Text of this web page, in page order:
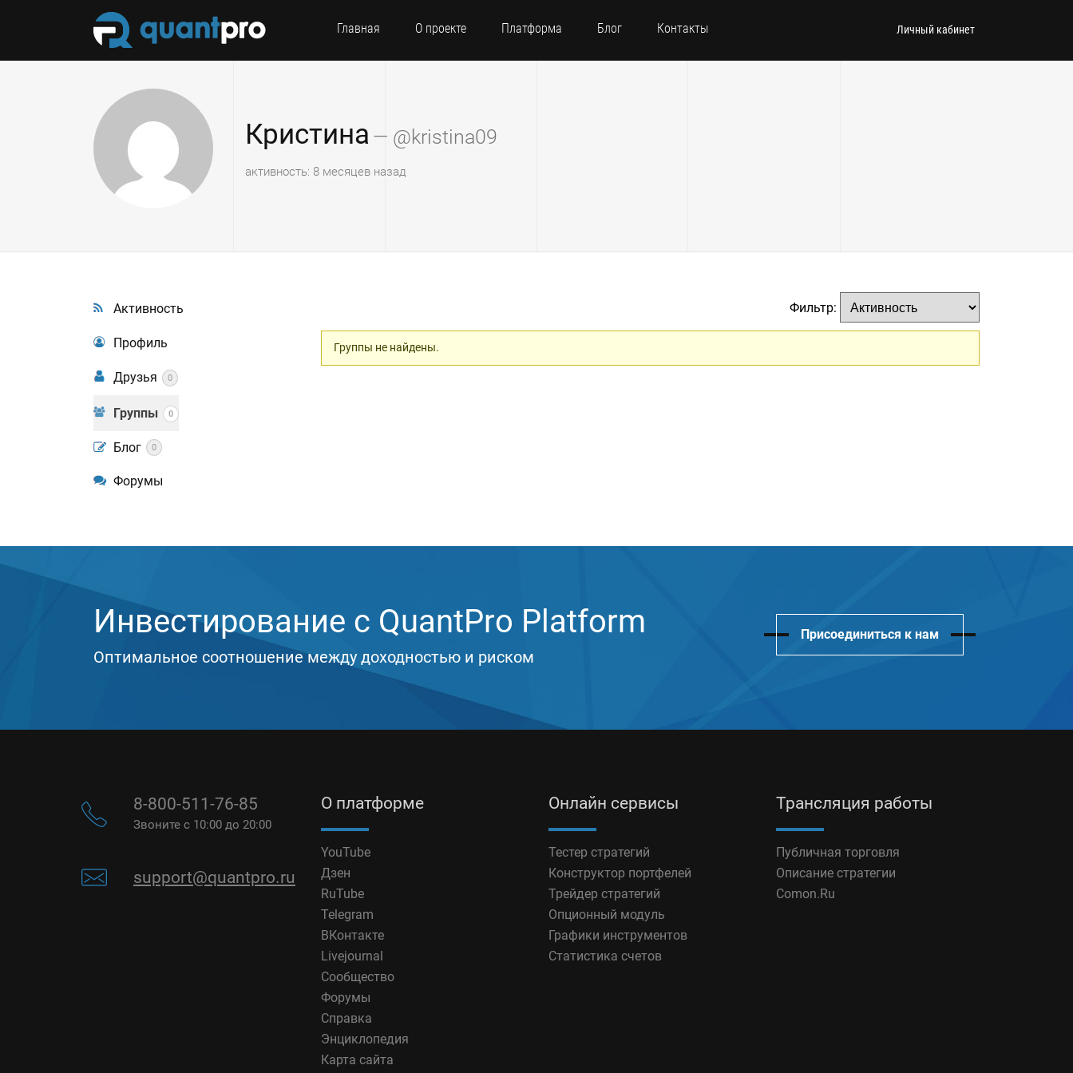
Главная О проекте Платформа Блог Контакты Личный кабинет
Кристина — @kristina09
активность: 8 месяцев назад
Активность
Профиль
Друзья 0
Группы 0
Блог 0
Форумы
Фильтр:
Группы не найдены.
Инвестирование с QuantPro Platform
Оптимальное соотношение между доходностью и риском
Присоединиться к нам
8-800-511-76-85
Звоните с 10:00 до 20:00
support@quantpro.ru
О платформе
YouTube
Дзен
RuTube
Telegram
ВКонтакте
Livejournal
Сообщество
Форумы
Справка
Энциклопедия
Карта сайта
Онлайн сервисы
Тестер стратегий
Конструктор портфелей
Трейдер стратегий
Опционный модуль
Графики инструментов
Статистика счетов
Трансляция работы
Публичная торговля
Описание стратегии
Comon.Ru